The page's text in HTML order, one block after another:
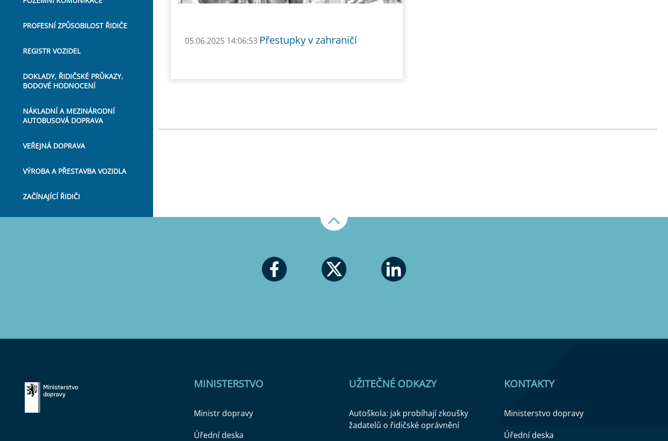
PROFESNÍ ZPŮSOBILOST ŘIDIČE
REGISTR VOZIDEL
DOKLADY, ŘIDIČSKÉ PRŮKAZY,
BODOVÉ HODNOCENÍ
NÁKLADNÍ A MEZINÁRODNÍ
AUTOBUSOVÁ DOPRAVA
VEŘEJNÁ DOPRAVA
VÝROBA A PŘESTAVBA VOZIDLA
ZAČÍNAJÍCÍ ŘIDIČI
05.06.2025 14:06:53 Přestupky v zahraničí
MINISTERSTVO
Ministr dopravy
Úřední deska
UŽITEČNÉ ODKAZY
Autoškola: jak probíhají zkoušky
žadatelů o řidičské oprávnění
KONTAKTY
Ministerstvo dopravy
Úřední deska